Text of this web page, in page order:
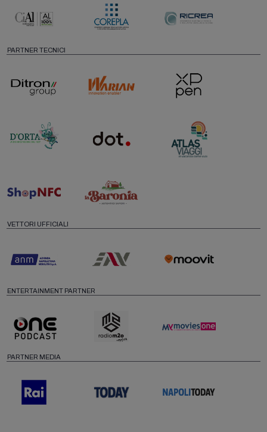
PARTNER TECNICI
VETTORI UFFICIALI
ENTERTAINMENT PARTNER
PARTNER MEDIA